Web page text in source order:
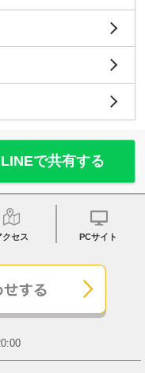
LINEで共有する
クセス PCサイト